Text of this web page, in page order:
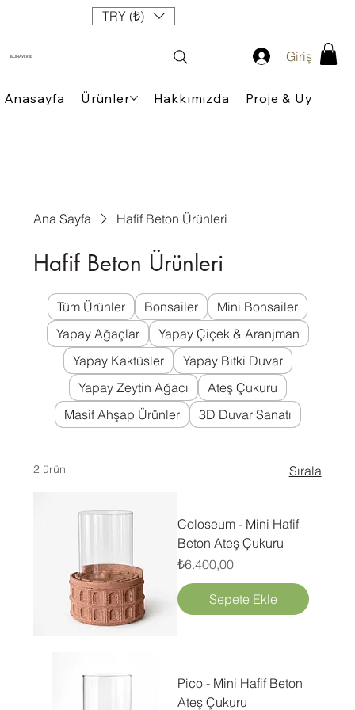
TRY (₺)
BONAVERTE Giriş
Anasayfa Ürünler Hakkımızda Proje &
Ana Sayfa Hafif Beton Ürünleri
Hafif Beton Ürünleri
Tüm Ürünler Bonsailer
Mini Bonsailer
Yapay Ağaçlar
Yapay Çiçek & Aranjman
Yapay Kaktüsler
Yapay Bitki Duvar
Yapay Zeytin Ağacı
Ateş Çukuru
Masif Ahşap Ürünler
3D Duvar Sanatı
2 ürün Sırala
Coloseum - Mini Hafif
Beton Ateş Çukuru
Fiyat
₺6.400,00
Sepete Ekle
Pico - Mini Hafif Beton
Ateş Çukuru